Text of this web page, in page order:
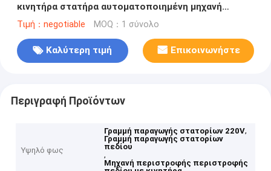
κινητήρα στατήρα αυτοματοποιημένη μηχανή
περιστροφής σπείρας πεδίου
Τιμή：negotiable MOQ：1 σύνολο
Καλύτερη τιμή Επικοινωνήστε
Περιγραφή Προϊόντων
Υψηλό φως
Γραμμή παραγωγής στατορίων 220V,
Γραμμή παραγωγής στατορίων
πεδίου
,
Μηχανή περιστροφής περιστροφής